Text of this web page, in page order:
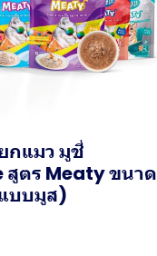
กแมว มูชี่
สูตร Meaty ขนาด
บบมูส)